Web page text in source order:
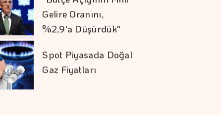
Gelire Oranını,
%2,9'a Düşürdük"
Spot Piyasada Doğal
Gaz Fiyatları